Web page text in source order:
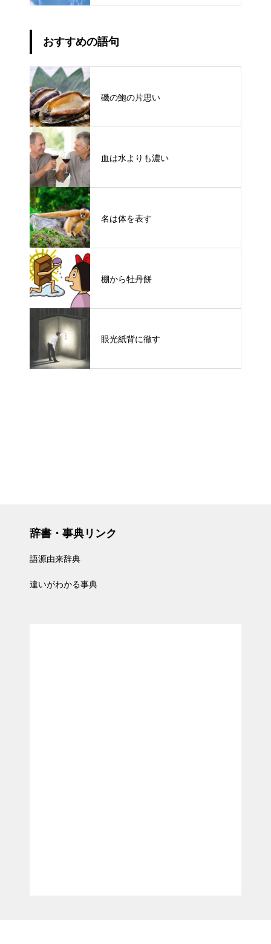
おすすめの語句
磯の鮑の片思い
血は水よりも濃い
名は体を表す
棚から牡丹餅
眼光紙背に徹す
辞書・事典リンク
語源由来辞典
違いがわかる事典